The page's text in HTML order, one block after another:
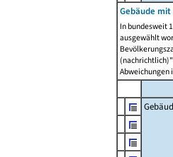
Gebäude
In bundesweit
ausgewählt
Abweichungen